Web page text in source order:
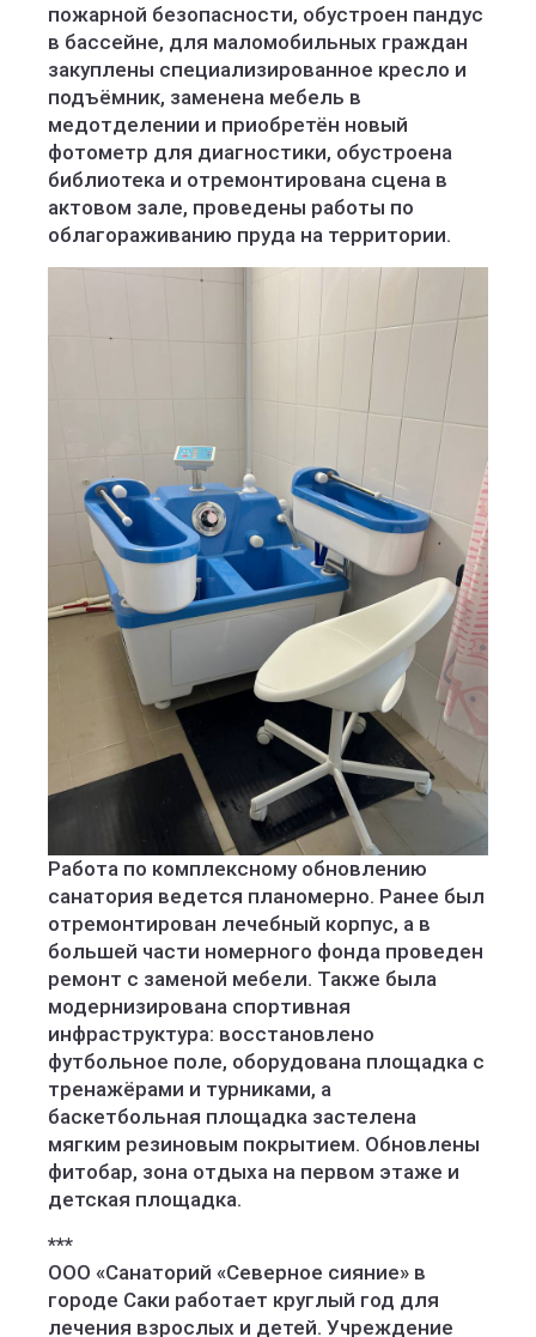
пожарной безопасности, обустроен пандус
в бассейне, для маломобильных граждан
закуплены специализированное кресло и
подъёмник, заменена мебель в
медотделении и приобретён новый
фотометр для диагностики, обустроена
библиотека и отремонтирована сцена в
актовом зале, проведены работы по
облагораживанию пруда на территории.
Работа по комплексному обновлению
санатория ведется планомерно. Ранее был
отремонтирован лечебный корпус, а в
большей части номерного фонда проведен
ремонт с заменой мебели. Также была
модернизирована спортивная
инфраструктура: восстановлено
футбольное поле, оборудована площадка с
тренажёрами и турниками, а
баскетбольная площадка застелена
мягким резиновым покрытием. Обновлены
фитобар, зона отдыха на первом этаже и
детская площадка.
***
ООО «Санаторий «Северное сияние» в
городе Саки работает круглый год для
лечения взрослых и детей. Учреждение